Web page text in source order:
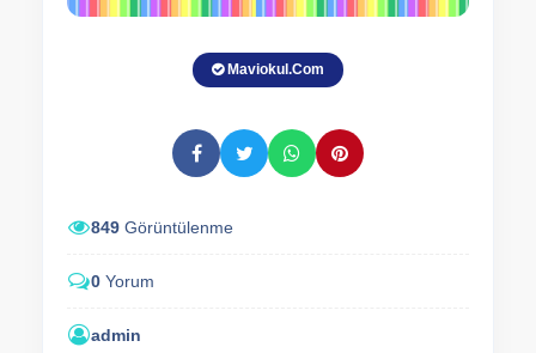
Maviokul.Com
849 Görüntülenme
0 Yorum
admin